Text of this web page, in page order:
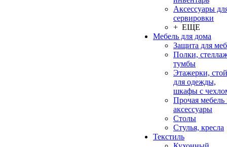
Аксессуары
сервировки
+ ЕЩЕ
Мебель для дома
Защита для
Полки,
тумбы
Этажерки,
для одежды,
шкафы с
Прочая мебель
аксессуары
Столы
Стулья, кресла
Текстиль